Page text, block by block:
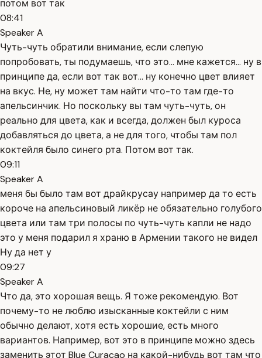
потом вот так
08:41
Speaker A
Чуть-чуть обратили внимание, если слепую
попробовать, ты подумаешь, что это... мне кажется... ну в
принципе да, если вот так вот... ну конечно цвет влияет
на вкус. Не, ну может там найти что-то там где-то
апельсинчик. Но поскольку вы там чуть-чуть, он
реально для цвета, как и всегда, должен был куроса
добавляться до цвета, а не для того, чтобы там пол
коктейля было синего рта. Потом вот так.
09:11
Speaker A
меня бы было там вот драйкрусау например да то есть
короче на апельсиновый ликёр не обязательно голубого
цвета или там три полосы по чуть-чуть капли не надо
это у меня подарил я храню в Армении такого не видел
Ну да нет у
09:27
Speaker A
Что да, это хорошая вещь. Я тоже рекомендую. Вот
почему-то не люблю изысканные коктейли с ним
обычно делают, хотя есть хорошие, есть много
вариантов. Например, вот это в принципе можно здесь
заменить этот Blue Curacao на какой-нибудь вот там что